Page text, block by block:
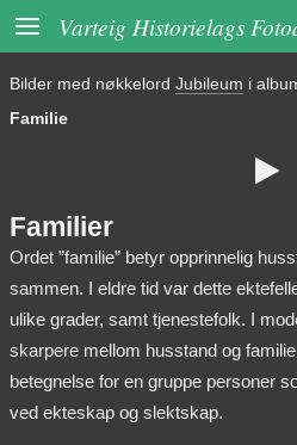
 Varteig Historielags
Bilder med nøkkelord Jubileum i
Familie

Familier
Ordet ”familie” betyr opprinnelig
sammen. I eldre tid var dette
ulike grader, samt tjenestefolk. I
skarpere mellom husstand og
betegnelse for en gruppe personer
ved ekteskap og slektskap.